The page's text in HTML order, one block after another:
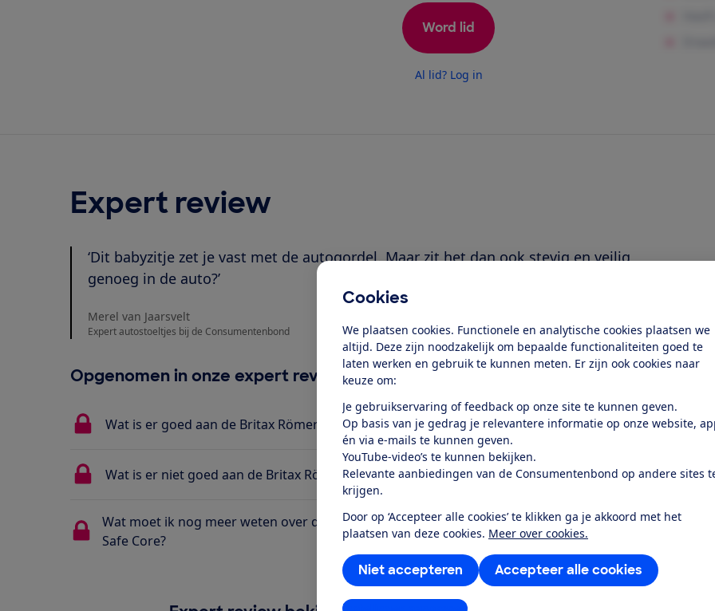
Cookies
We plaatsen cookies. Functionele en analytische cookies plaatsen we
altijd. Deze zijn noodzakelijk om bepaalde functionaliteiten goed te
laten werken en gebruik te kunnen meten. Er zijn ook cookies naar
keuze om:
Je gebruikservaring of feedback op onze site te kunnen geven.
Op basis van je gedrag je relevantere informatie op onze website,
én via e-mails te kunnen geven.
YouTube-video’s te kunnen bekijken.
Relevante aanbiedingen van de Consumentenbond op andere sites
krijgen.
Door op ‘Accepteer alle cookies’ te klikken ga je akkoord met het
plaatsen van deze cookies. Meer over cookies.
Accepteer alle cookies
Niet accepteren
Word lid
Al lid? Log in
Expert review
‘Dit babyzitje zet je vast met de autogordel. Maar zit het dan ook stevig en veilig
genoeg in de auto?’
Merel van Jaarsvelt
Expert autostoeltjes bij de Consumentenbond
Opgenomen in onze expert review
Wat is er goed aan de Britax Römer Baby-Safe Core?
Wat is er niet goed aan de Britax Römer Baby-Safe Core?
Wat moet ik nog meer weten over de Britax Römer Baby-
Safe Core?